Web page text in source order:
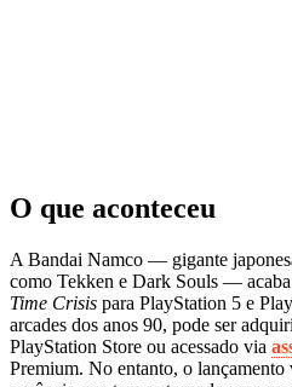
O que aconteceu
A Bandai Namco — gigante
como Tekken e Dark Souls —
Time Crisis para PlayStation 5 e
arcades dos anos 90, pode ser
PlayStation Store ou acessado via
Premium. No entanto, o lançamento